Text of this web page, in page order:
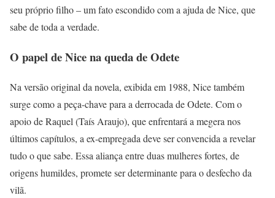
seu próprio filho – um fato escondido com a ajuda de Nice, que
sabe de toda a verdade.
O papel de Nice na queda de Odete
Na versão original da novela, exibida em 1988, Nice também
surge como a peça-chave para a derrocada de Odete. Com o
apoio de Raquel (Taís Araujo), que enfrentará a megera nos
últimos capítulos, a ex-empregada deve ser convencida a revelar
tudo o que sabe. Essa aliança entre duas mulheres fortes, de
origens humildes, promete ser determinante para o desfecho da
vilã.